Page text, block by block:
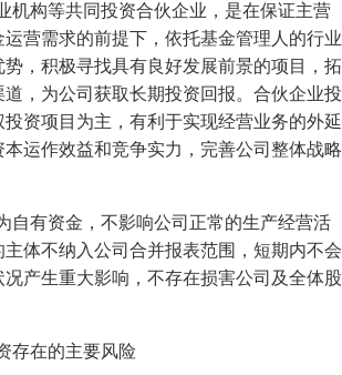
机构等共同投资合伙企业，是在保证主营
营需求的前提下，依托基金管理人的行业
，积极寻找具有良好发展前景的项目，拓
，为公司获取长期投资回报。合伙企业投
资项目为主，有利于实现经营业务的外延
运作效益和竞争实力，完善公司整体战略
自有资金，不影响公司正常的生产经营活
体不纳入公司合并报表范围，短期内不会
产生重大影响，不存在损害公司及全体股
存在的主要风险